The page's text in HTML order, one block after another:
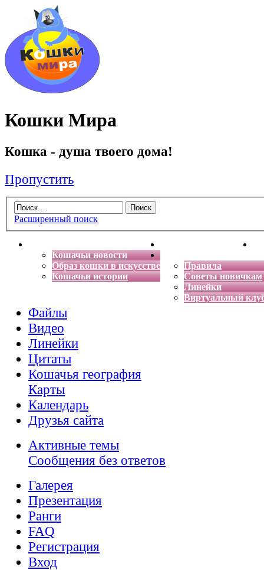
Кошки Мира
Кошка - душа твоего дома!
Пропустить
Расширенный поиск
Кошачьи новости
Образ кошки в искусстве
Кошачьи истории
Энциклопедия кошек
Правила
Советы новичкам
Линейки
Виртуальный
Файлы
Видео
Линейки
Цитаты
Кошачья география
Карты
Календарь
Друзья сайта
Активные темы
Сообщения без ответов
Галерея
Презентация
Ранги
FAQ
Регистрация
Вход